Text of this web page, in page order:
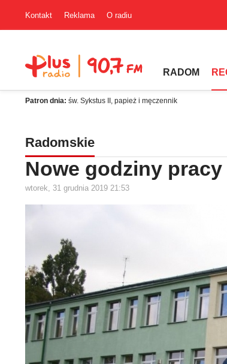
Kontakt Reklama O radiu
RADOM
Patron dnia: św. Sykstus II, papież i męczennik
Radomskie
Nowe godziny
wtorek, 31 grudnia 2019 21:53